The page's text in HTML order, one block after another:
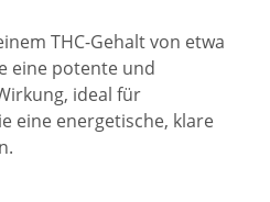
THC-Gehalt von etwa
eine potente und
ideal für
eine energetische, klare